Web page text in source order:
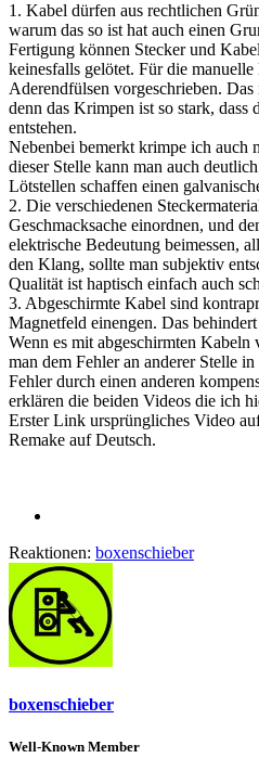
1. Kabel dürfen aus rechtlichen
warum das so ist hat auch einen
Fertigung können Stecker und
keinesfalls gelötet. Für die
Aderendfülsen vorgeschrieben.
denn das Krimpen ist so stark, dass
entstehen.
Nebenbei bemerkt krimpe ich auch
dieser Stelle kann man auch
Lötstellen schaffen einen
2. Die verschiedenen
Geschmacksache einordnen, und
elektrische Bedeutung beimessen,
den Klang, sollte man subjektiv
Qualität ist haptisch einfach auch
3. Abgeschirmte Kabel sind
Magnetfeld einengen. Das
Wenn es mit abgeschirmten
man dem Fehler an anderer Stelle
Fehler durch einen anderen
erklären die beiden Videos die ich
Erster Link ursprüngliches Video
Remake auf Deutsch.
Reaktionen: boxenschieber
boxenschieber
Well-Known Member